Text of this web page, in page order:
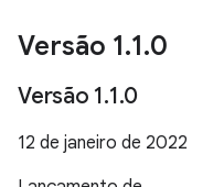
Versão 1.1.0
Versão 1.1.0
12 de janeiro de 2022